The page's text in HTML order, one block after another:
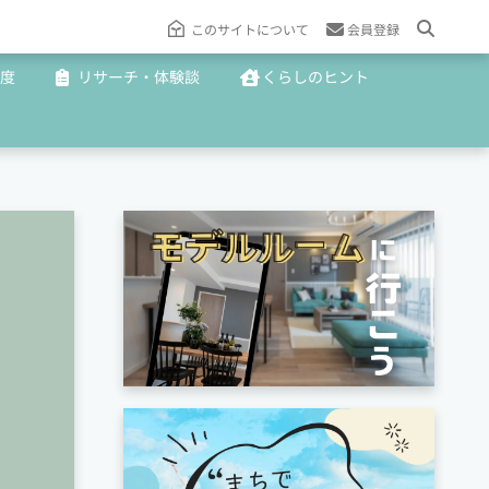
このサイトについて 会員登録
リサーチ・体験談 くらしのヒント